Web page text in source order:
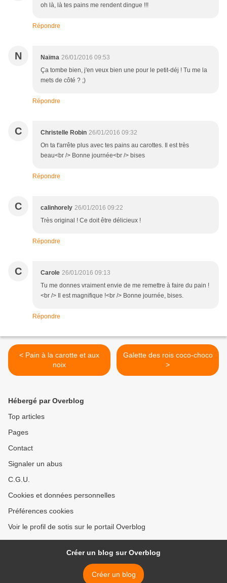
oh là, là tes pains me rendent dingue !!!
Répondre
N Naïma 26/01/2016 09:53
Ça tombe bien, j'en veux bien une pour le petit-déj ! Tu me la
mets de côté ? ;)
Répondre
C Christelle Robin 26/01/2016 09:32
On ta t'arrête plus avec tes pains au carottes. Il est très
beau<br /> Bonne journée<br /> bises
Répondre
C calinhorely 26/01/2016 09:22
Très original ! Ce doit être délicieux !
Répondre
C Carole 26/01/2016 09:13
Tu me donnes vraiment envie de me remettre à faire du pain !
<br /> Il est magnifique !<br /> Bonne journée, bises.
Répondre
< Pain à la carotte et aux
noix
Galette des rois coco-choco
>
Hébergé par Overblog
Top articles
Pages
Contact
Signaler un abus
C.G.U.
Cookies et données personnelles
Préférences cookies
Voir le profil de sotis sur le portail Overblog
Créer un blog sur Overblog
Créer un blog